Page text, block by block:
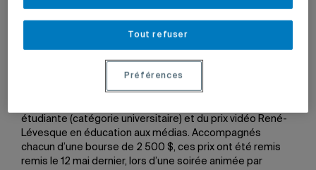
14 mai 2026 à 16 h 39
Renaud Vaillancourt, étudiant au baccalauréat en
journalisme, et Édouard Lamarre, étudiant au baccalauréat
en communication (création médias – télévision), sont les
étudiante (catégorie universitaire) et du prix vidéo René-
Lévesque en éducation aux médias. Accompagnés
chacun d’une bourse de 2 500 $, ces prix ont été remis
remis le 12 mai dernier, lors d’une soirée animée par
Tout refuser
Préférences